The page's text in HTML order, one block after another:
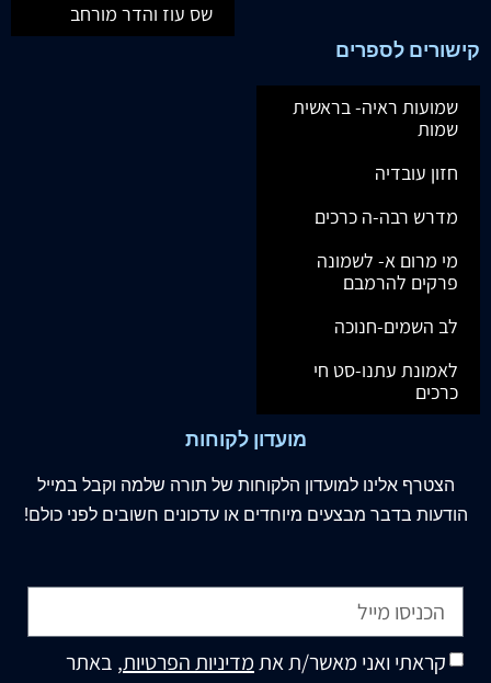
שס עוז והדר מורחב
קישורים לספרים
שמועות ראיה- בראשית
שמות
חזון עובדיה
מדרש רבה-ה כרכים
מי מרום א- לשמונה
פרקים להרמבם
לב השמים-חנוכה
לאמונת עתנו-סט חי
כרכים
מועדון לקוחות
הצטרף אלינו למועדון הלקוחות של תורה שלמה וקבל במייל
הודעות בדבר מבצעים מיוחדים או עדכונים חשובים לפני כולם!
קראתי ואני מאשר/ת אתמדיניות הפרטיות, באתר